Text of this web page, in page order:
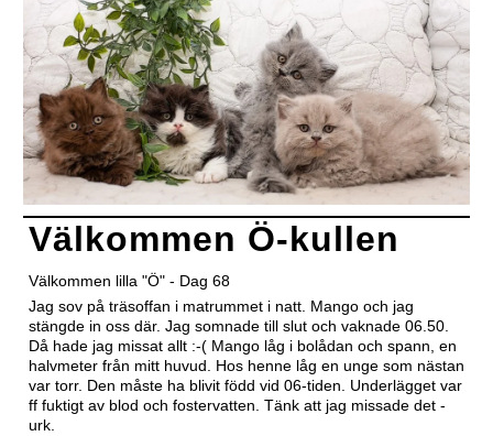
Välkommen Ö-kullen
Välkommen lilla "Ö" - Dag 68
Jag sov på träsoffan i matrummet i natt. Mango och jag
stängde in oss där. Jag somnade till slut och vaknade 06.50.
Då hade jag missat allt :-( Mango låg i bolådan och spann, en
halvmeter från mitt huvud. Hos henne låg en unge som nästan
var torr. Den måste ha blivit född vid 06-tiden. Underlägget var
ff fuktigt av blod och fostervatten. Tänk att jag missade det -
urk.